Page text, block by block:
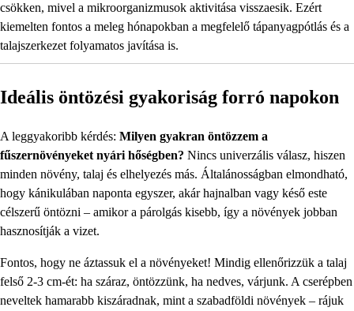
csökken, mivel a mikroorganizmusok aktivitása visszaesik. Ezért
kiemelten fontos a meleg hónapokban a megfelelő tápanyagpótlás és a
talajszerkezet folyamatos javítása is.
Ideális öntözési gyakoriság forró napokon
A leggyakoribb kérdés: Milyen gyakran öntözzem a
fűszernövényeket nyári hőségben? Nincs univerzális válasz, hiszen
minden növény, talaj és elhelyezés más. Általánosságban elmondható,
hogy kánikulában naponta egyszer, akár hajnalban vagy késő este
célszerű öntözni – amikor a párolgás kisebb, így a növények jobban
hasznosítják a vizet.
Fontos, hogy ne áztassuk el a növényeket! Mindig ellenőrizzük a talaj
felső 2-3 cm-ét: ha száraz, öntözzünk, ha nedves, várjunk. A cserépben
neveltek hamarabb kiszáradnak, mint a szabadföldi növények – rájuk